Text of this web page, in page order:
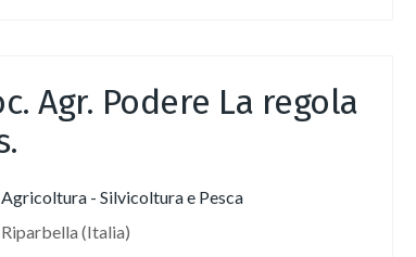
Agr. Podere La regola
Agricoltura - Silvicoltura e Pesca
(Italia)